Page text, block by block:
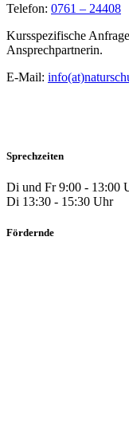
Telefon: 0761 – 24408
Kursspezifische
Ansprechpartnerin.
E-Mail:
Sprechzeiten
Di und Fr 9:00 - 13:00
Di 13:30 - 15:30 Uhr
Fördernde